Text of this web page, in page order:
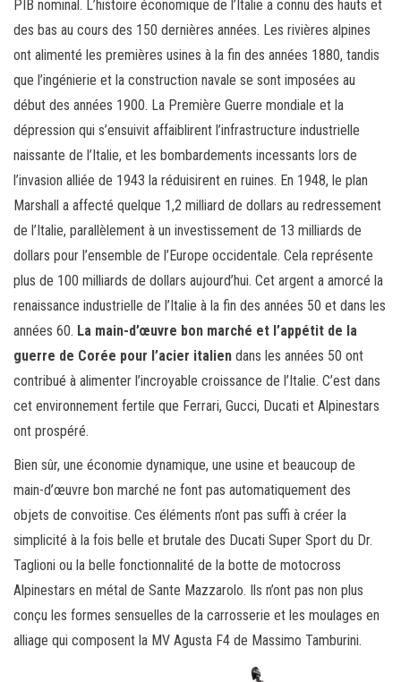
PIB nominal. L’histoire économique de l’Italie a connu des hauts et
des bas au cours des 150 dernières années. Les rivières alpines
ont alimenté les premières usines à la fin des années 1880, tandis
que l’ingénierie et la construction navale se sont imposées au
début des années 1900. La Première Guerre mondiale et la
dépression qui s’ensuivit affaiblirent l’infrastructure industrielle
naissante de l’Italie, et les bombardements incessants lors de
l’invasion alliée de 1943 la réduisirent en ruines. En 1948, le plan
Marshall a affecté quelque 1,2 milliard de dollars au redressement
de l’Italie, parallèlement à un investissement de 13 milliards de
dollars pour l’ensemble de l’Europe occidentale. Cela représente
plus de 100 milliards de dollars aujourd’hui. Cet argent a amorcé la
renaissance industrielle de l’Italie à la fin des années 50 et dans les
années 60. La main-d’œuvre bon marché et l’appétit de la
guerre de Corée pour l’acier italien dans les années 50 ont
contribué à alimenter l’incroyable croissance de l’Italie. C’est dans
cet environnement fertile que Ferrari, Gucci, Ducati et Alpinestars
ont prospéré.
Bien sûr, une économie dynamique, une usine et beaucoup de
main-d’œuvre bon marché ne font pas automatiquement des
objets de convoitise. Ces éléments n’ont pas suffi à créer la
simplicité à la fois belle et brutale des Ducati Super Sport du Dr.
Taglioni ou la belle fonctionnalité de la botte de motocross
Alpinestars en métal de Sante Mazzarolo. Ils n’ont pas non plus
conçu les formes sensuelles de la carrosserie et les moulages en
alliage qui composent la MV Agusta F4 de Massimo Tamburini.